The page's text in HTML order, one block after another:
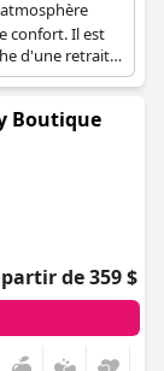
confort. Il est
d'une retraite
Boutique
de 359 $